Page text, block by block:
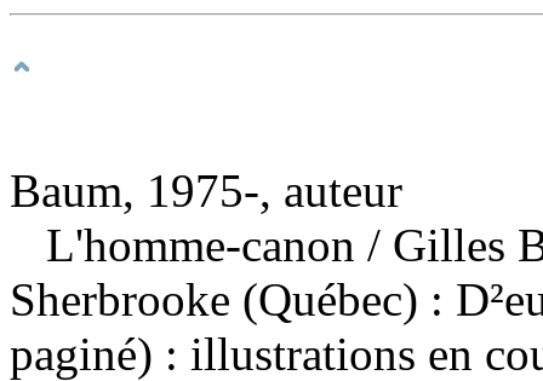
Baum, 1975-, auteur
L'homme-canon / Gilles
Sherbrooke (Québec) :
paginé) : illustrations en